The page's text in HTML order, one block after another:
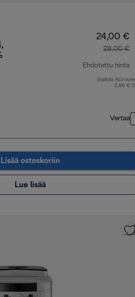
24,00 €
28,00 €
Ehdotettu hinta
Sisältää ALV-
2,85 €
Vertaa
Lisää ostoskoriin
Lue lisää